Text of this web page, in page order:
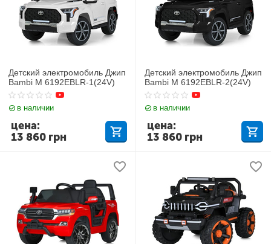
Детский электромобиль Джип
Bambi M 6192EBLR-1(24V)
в наличии
13 860 грн
цена:
Детский электромобиль Джип
Bambi M 6192EBLR-2(24V)
в наличии
13 860 грн
цена: